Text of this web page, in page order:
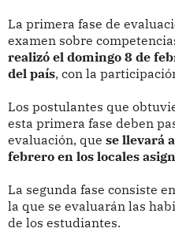
La primera fase de
examen sobre
realizó el domingo 8 de
del país, con la
Los postulantes que
esta primera fase deben
evaluación, que se llevará
febrero en los locales
La segunda fase consiste
la que se evaluarán las
de los estudiantes.